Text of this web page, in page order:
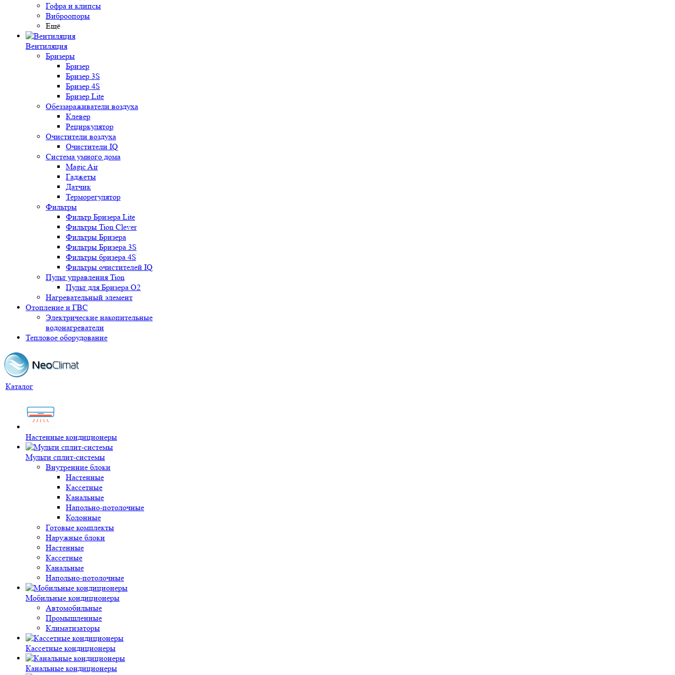
Гофра и клипсы
Виброопоры
Ещё
Вентиляция
Бризеры
Бризер
Бризер 3S
Бризер 4S
Бризер Lite
Обеззараживатели воздуха
Клевер
Рециркулятор
Очистители воздуха
Очистители IQ
Система умного дома
Magic Air
Гаджеты
Датчик
Терморегулятор
Фильтры
Фильтр Бризера Lite
Фильтры Tion Clever
Фильтры Бризера
Фильтры Бризера 3S
Фильтры бризера 4S
Фильтры очистителей IQ
Пульт управления Tion
Пульт для Бризера O2
Нагревательный элемент
Отопление и ГВС
Электрические накопительные
водонагреватели
Тепловое оборудование
Каталог
Настенные кондиционеры
Мульти сплит-системы
Внутренние блоки
Настенные
Кассетные
Канальные
Напольно-потолочные
Колонные
Готовые комплекты
Наружные блоки
Настенные
Кассетные
Канальные
Напольно-потолочные
Мобильные кондиционеры
Автомобильные
Промышленные
Климатизаторы
Кассетные кондиционеры
Канальные кондиционеры